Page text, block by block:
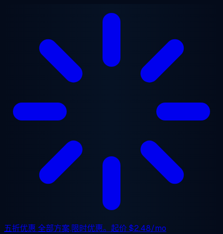
五折优惠 全部方案,限时优惠。起价$2.48/mo